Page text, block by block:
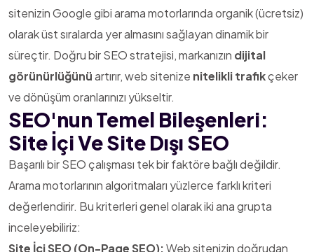
sitenizin Google gibi arama motorlarında organik (ücretsiz)
olarak üst sıralarda yer almasını sağlayan dinamik bir
süreçtir. Doğru bir SEO stratejisi, markanızın dijital
görünürlüğünüartırır, web sitenize nitelikli trafikçeker
ve dönüşüm oranlarınızı yükseltir.
SEO'nun Temel Bileşenleri:
Site İçi Ve Site Dışı SEO
Başarılı bir SEO çalışması tek bir faktöre bağlı değildir.
Arama motorlarının algoritmaları yüzlerce farklı kriteri
değerlendirir. Bu kriterleri genel olarak iki ana grupta
inceleyebiliriz:
Site İçi SEO (On-Page SEO):Web sitenizin doğrudan